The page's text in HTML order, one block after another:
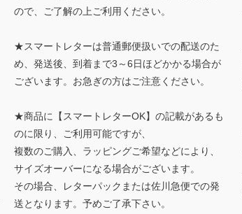
ので、ご了解の上ご利用ください。
★スマートレターは普通郵便扱いでの配送のた
め、発送後、到着まで3～6日ほどかかる場合が
ございます。お急ぎの方はご注意ください。
★商品に【スマートレターOK】の記載があるも
のに限り、ご利用可能ですが、
複数のご購入、ラッピングご希望などにより、
サイズオーバーになる場合がございます。
その場合、レターパックまたは佐川急便での発
送となります。予めご了承下さい。